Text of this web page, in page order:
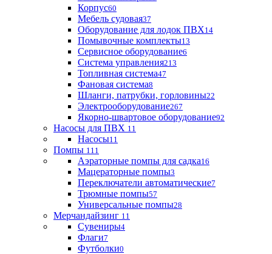
Корпус60
Мебель судовая37
Оборудование для лодок ПВХ14
Помывочные комплекты13
Сервисное оборудование6
Система управления213
Топливная система47
Фановая система8
Шланги, патрубки, горловины22
Электрооборудование267
Якорно-швартовое оборудование92
Насосы для ПВХ 11
Насосы11
Помпы 111
Аэраторные помпы для садка16
Мацераторные помпы3
Переключатели автоматические7
Трюмные помпы57
Универсальные помпы28
Мерчандайзинг 11
Сувениры4
Флаги7
Футболки0